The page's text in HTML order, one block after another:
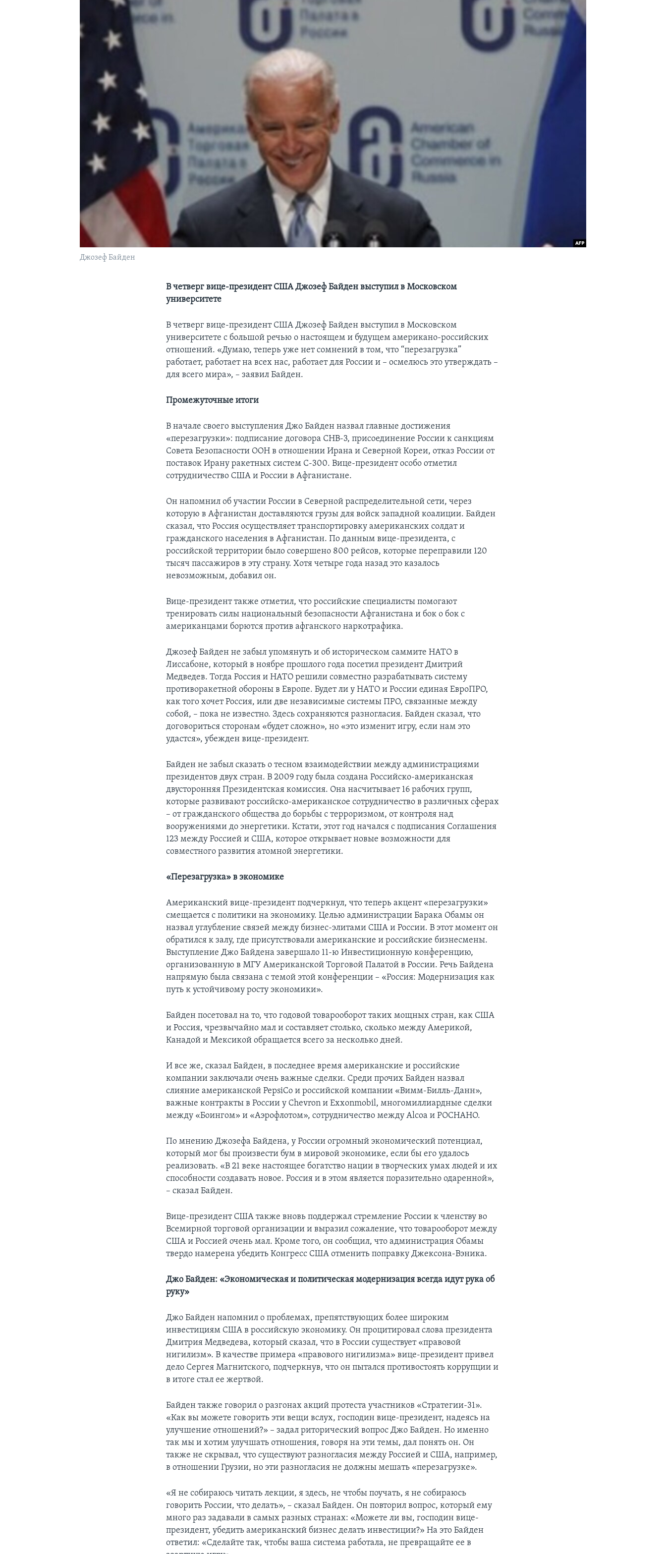
Джозеф Байден
В четверг вице-президент США Джозеф Байден выступил в Московском
университете
В четверг вице-президент США Джозеф Байден выступил в Московском
университете с большой речью о настоящем и будущем американо-российских
отношений. «Думаю, теперь уже нет сомнений в том, что “перезагрузка”
работает, работает на всех нас, работает для России и – осмелюсь это утверждать –
для всего мира», – заявил Байден.
Промежуточные итоги
В начале своего выступления Джо Байден назвал главные достижения
«перезагрузки»: подписание договора СНВ-3, присоединение России к санкциям
Совета Безопасности ООН в отношении Ирана и Северной Кореи, отказ России от
поставок Ирану ракетных систем С-300. Вице-президент особо отметил
сотрудничество США и России в Афганистане.
Он напомнил об участии России в Северной распределительной сети, через
которую в Афганистан доставляются грузы для войск западной коалиции. Байден
сказал, что Россия осуществляет транспортировку американских солдат и
гражданского населения в Афганистан. По данным вице-президента, с
российской территории было совершено 800 рейсов, которые переправили 120
тысяч пассажиров в эту страну. Хотя четыре года назад это казалось
невозможным, добавил он.
Вице-президент также отметил, что российские специалисты помогают
тренировать силы национальный безопасности Афганистана и бок о бок с
американцами борются против афганского наркотрафика.
Джозеф Байден не забыл упомянуть и об историческом саммите НАТО в
Лиссабоне, который в ноябре прошлого года посетил президент Дмитрий
Медведев. Тогда Россия и НАТО решили совместно разрабатывать систему
противоракетной обороны в Европе. Будет ли у НАТО и России единая ЕвроПРО,
как того хочет Россия, или две независимые системы ПРО, связанные между
собой, – пока не известно. Здесь сохраняются разногласия. Байден сказал, что
договориться сторонам «будет сложно», но «это изменит игру, если нам это
удастся», убежден вице-президент.
Байден не забыл сказать о тесном взаимодействии между администрациями
президентов двух стран. В 2009 году была создана Российско-американская
двусторонняя Президентская комиссия. Она насчитывает 16 рабочих групп,
которые развивают российско-американское сотрудничество в различных сферах
– от гражданского общества до борьбы с терроризмом, от контроля над
вооружениями до энергетики. Кстати, этот год начался с подписания Соглашения
123 между Россией и США, которое открывает новые возможности для
совместного развития атомной энергетики.
«Перезагрузка» в экономике
Американский вице-президент подчеркнул, что теперь акцент «перезагрузки»
смещается с политики на экономику. Целью администрации Барака Обамы он
назвал углубление связей между бизнес-элитами США и России. В этот момент он
обратился к залу, где присутствовали американские и российские бизнесмены.
Выступление Джо Байдена завершало 11-ю Инвестиционную конференцию,
организованную в МГУ Американской Торговой Палатой в России. Речь Байдена
напрямую была связана с темой этой конференции – «Россия: Модернизация как
путь к устойчивому росту экономики».
Байден посетовал на то, что годовой товарооборот таких мощных стран, как США
и Россия, чрезвычайно мал и составляет столько, сколько между Америкой,
Канадой и Мексикой обращается всего за несколько дней.
И все же, сказал Байден, в последнее время американские и российские
компании заключали очень важные сделки. Среди прочих Байден назвал
слияние американской PepsiСo и российской компании «Вимм-Билль-Данн»,
важные контракты в России у Chevron и Exxonmobil, многомиллиардные сделки
между «Боингом» и «Аэрофлотом», сотрудничество между Alcoa и РОСНАНО.
По мнению Джозефа Байдена, у России огромный экономический потенциал,
который мог бы произвести бум в мировой экономике, если бы его удалось
реализовать. «В 21 веке настоящее богатство нации в творческих умах людей и их
способности создавать новое. Россия и в этом является поразительно одаренной»,
– сказал Байден.
Вице-президент США также вновь поддержал стремление России к членству во
Всемирной торговой организации и выразил сожаление, что товарооборот между
США и Россией очень мал. Кроме того, он сообщил, что администрация Обамы
твердо намерена убедить Конгресс США отменить поправку Джексона-Вэника.
Джо Байден: «Экономическая и политическая модернизация всегда идут рука об
руку»
Джо Байден напомнил о проблемах, препятствующих более широким
инвестициям США в российскую экономику. Он процитировал слова президента
Дмитрия Медведева, который сказал, что в России существует «правовой
нигилизм». В качестве примера «правового нигилизма» вице-президент привел
дело Сергея Магнитского, подчеркнув, что он пытался противостоять коррупции и
в итоге стал ее жертвой.
Байден также говорил о разгонах акций протеста участников «Стратегии-31».
«Как вы можете говорить эти вещи вслух, господин вице-президент, надеясь на
улучшение отношений?» – задал риторический вопрос Джо Байден. Но именно
так мы и хотим улучшать отношения, говоря на эти темы, дал понять он. Он
также не скрывал, что существуют разногласия между Россией и США, например,
в отношении Грузии, но эти разногласия не должны мешать «перезагрузке».
«Я не собираюсь читать лекции, я здесь, не чтобы поучать, я не собираюсь
говорить России, что делать», – сказал Байден. Он повторил вопрос, который ему
много раз задавали в самых разных странах: «Можете ли вы, господин вице-
президент, убедить американский бизнес делать инвестиции?» На это Байден
ответил: «Сделайте так, чтобы ваша система работала, не превращайте ее в